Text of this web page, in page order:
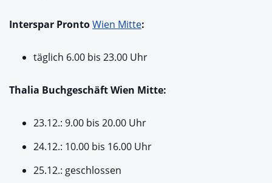
Interspar ProntoWien Mitte:
täglich 6.00 bis 23.00 Uhr
Thalia Buchgeschäft Wien Mitte:
23.12.: 9.00 bis 20.00 Uhr
24.12.: 10.00 bis 16.00 Uhr
25.12.: geschlossen